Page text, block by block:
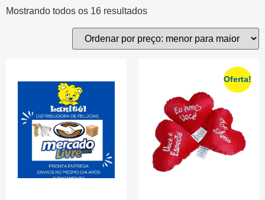
Mostrando todos os 16 resultados
Oferta!